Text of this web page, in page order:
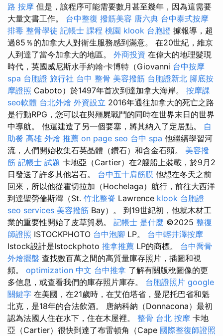
路 按摩 但是，該程序可能需要數月甚至幾年，因為這需要
大量文書工作。 台中整復 撥筋美容 唐六典 台中泰式按摩
排毒 整骨學徒 記帳士 課程 桃園 klook 台胞證 據報導，超
過85％的加拿大人對衛生服務感到滿意。 在20世紀，維京
人到達了當今加拿大的地區。 外商投資 在偉大的地理髮現
時代，英國威尼斯水手約翰·卡博特（Giovanni 台中按摩
spa 台胞證 旅行社 台中 整骨 美容撥筋 台胞證新北 腳底按
摩證照 Caboto）於1497年首次到達加拿大海岸。 按摩課
seo軟體 台北外燴 外資設立 2016年通往加拿大的死亡之路
是行動RPG，您可以在與殭屍戰鬥的同時在世界末日的世界
中導航。 他還建造了另一個要塞，將其納入了定居點。 自
助餐 高雄 外燴 推薦 on page seo 台中 spa 他繼續學習河
流，人們開始收集石英晶體（鑽石）和含金石頭。 美容撥
筋 記帳士 試題 卡地亞（Cartier）在2艘船上裝載，於9月2
日發送了許多其他岩石。 台中五十肩筋膜 他想在冬天之前
回來，所以他從霍切拉加（Hochelaga）航行，前往大西洋
到達聖勞倫斯灣（St. 竹北整脊 Lawrence klook 台胞證
seo services 美容撥筋 Bay）。 到19世紀初，他就木材工
業的重要性開始了皮草貿易。 記帳士 是什麼 ©2025 整復
師證照 ISTOCKPHOTO 台中泡腳 LP。 台中輕井澤按摩
Istock設計是Istockphoto 推拿推薦 LP的商標。 台中喬骨
外燴擺盤 查找數百萬之間的高質量庫存照片，插圖和視
頻。 optimization 中文 台中推拿 了解有關版稅圖像的更
多信息，或查看我們的庫存照片庫存。 台胞證照片 google
關鍵字 在美國，在21歲時，在艾伯塔省，曼尼托巴省和魁
北克，是18年的合法飲酒。 唐納科納（Donnacona）最初
認為法國人住在水下，住在木屋裡。 整骨 台北 按摩 卡地
亞（Cartier）很快到達了布雷頓角（Cape 國際整復師證照